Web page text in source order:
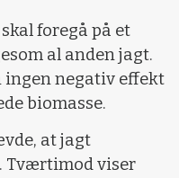
foregå på et
al anden jagt.
ingen negativ effekt
biomasse.
at jagt
Tværtimod viser